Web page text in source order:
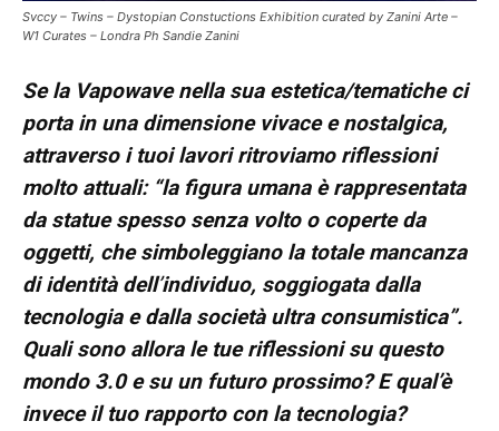
Svccy – Twins – Dystopian Constuctions Exhibition curated by Zanini Arte –
W1 Curates – Londra Ph Sandie Zanini
Se la Vapowave nella sua estetica/tematiche ci
porta in una dimensione vivace e nostalgica,
attraverso i tuoi lavori ritroviamo riflessioni
molto attuali: “la figura umana è rappresentata
da statue spesso senza volto o coperte da
oggetti, che simboleggiano la totale mancanza
di identità dell’individuo, soggiogata dalla
tecnologia e dalla società ultra consumistica”.
Quali sono allora le tue riflessioni su questo
mondo 3.0 e su un futuro prossimo? E qual’è
invece il tuo rapporto con la tecnologia?